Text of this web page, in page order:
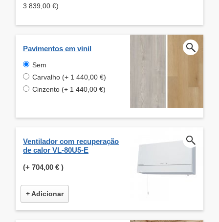
3 839,00 €)
Pavimentos em vinil
Sem
Carvalho (+ 1 440,00 €)
Cinzento (+ 1 440,00 €)
Ventilador com recuperação
de calor VL-80U5-E
(+ 704,00 € )
+ Adicionar